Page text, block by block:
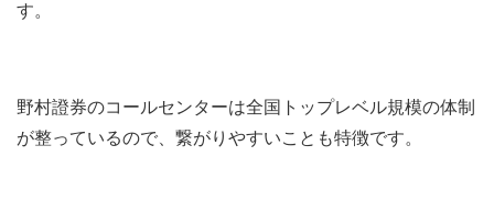
す。
野村證券のコールセンターは全国トップレベル規模の体制
が整っているので、繋がりやすいことも特徴です。